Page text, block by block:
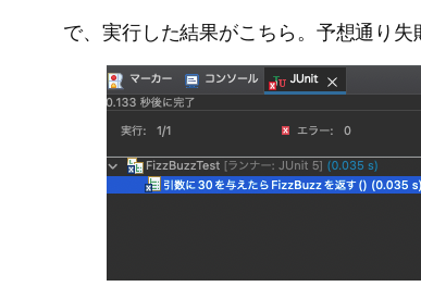
で、実行した結果がこちら。予想通り